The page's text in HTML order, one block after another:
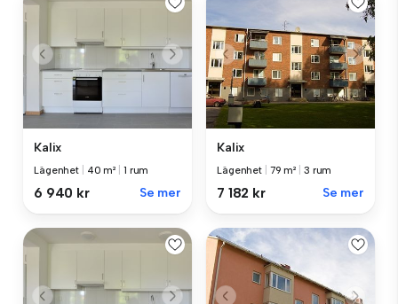
Kalix
Lägenhet 40 m² 1 rum
6 940 kr Se mer
Kalix
Lägenhet 79 m² 3 rum
7 182 kr Se mer